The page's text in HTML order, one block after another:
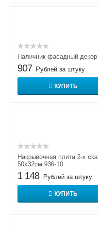
Наличник фасадный
907 Рублей за штуку
КУПИТЬ
Накрывочная плита 2-х
50х32см 936-10
1 148 Рублей за штуку
КУПИТЬ